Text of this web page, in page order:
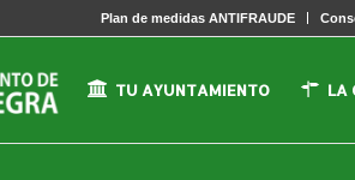
Plan de medidas ANTIFRAUDE
TU AYUNTAMIENTO LA